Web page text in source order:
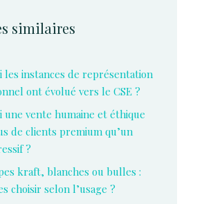
similaires
les instances de représentation
ont évolué vers le CSE ?
une vente humaine et éthique
de clients premium qu’un
?
kraft, blanches ou bulles :
choisir selon l’usage ?